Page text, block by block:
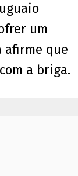
um
afirme que
com a briga.